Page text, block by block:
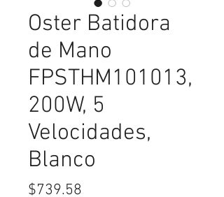
Oster Batidora
de Mano
FPSTHM101013,
200W, 5
Velocidades,
Blanco
$739.58